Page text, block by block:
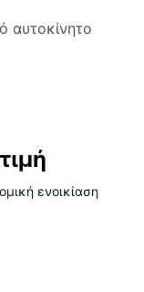
αυτοκίνητο
ενοικίαση